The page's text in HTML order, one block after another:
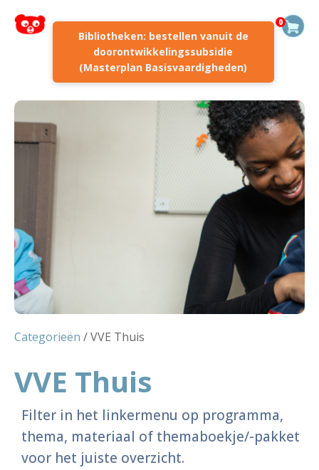
Bibliotheken: bestellen vanuit de
doorontwikkelingssubsidie
(Masterplan Basisvaardigheden)
0
Categorieën / VVE Thuis
VVE Thuis
Filter in het linkermenu op programma,
thema, materiaal of themaboekje/-pakket
voor het juiste overzicht.